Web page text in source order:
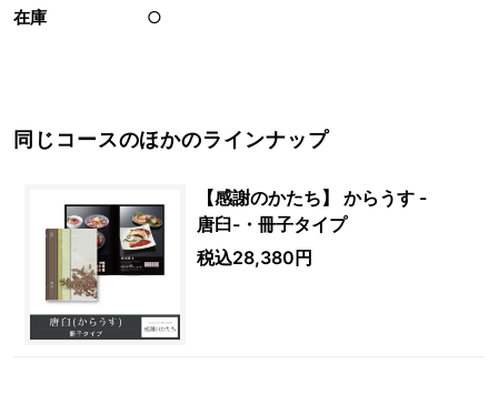
在庫
○
同じコースのほかのラインナップ
【感謝のかたち】 からうす -
唐臼-・冊子タイプ
税込28,380円